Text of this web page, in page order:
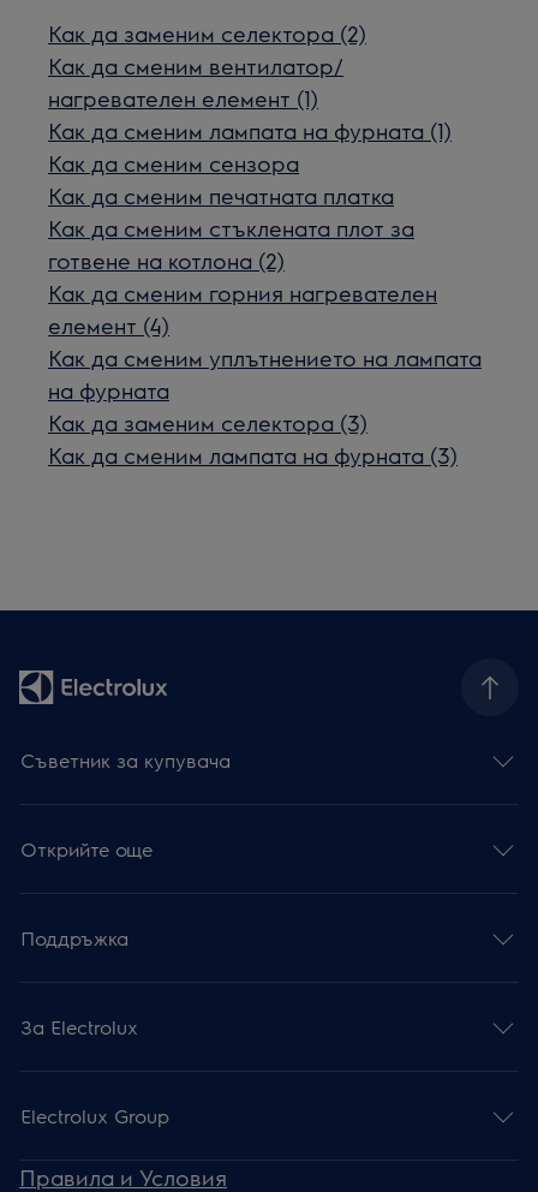
Как да заменим селектора (2)
Как да сменим вентилатор/
нагревателен елемент (1)
Как да сменим лампата на фурната (1)
Как да сменим сензора
Как да сменим печатната платка
Как да сменим стъклената плот за
готвене на котлона (2)
Как да сменим горния нагревателен
елемент (4)
Как да сменим уплътнението на лампата
на фурната
Как да заменим селектора (3)
Как да сменим лампата на фурната (3)
Съветник за купувача
Открийте още
Поддръжка
За Electrolux
Electrolux Group
Правила и Условия